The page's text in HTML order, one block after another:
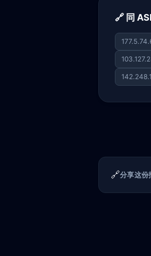
🔗 同
🔗分享这份